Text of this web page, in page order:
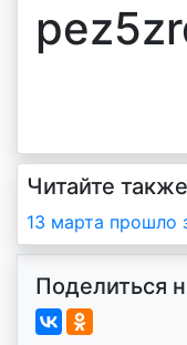
Читайте
по
записям
13 марта прошло
Поделиться